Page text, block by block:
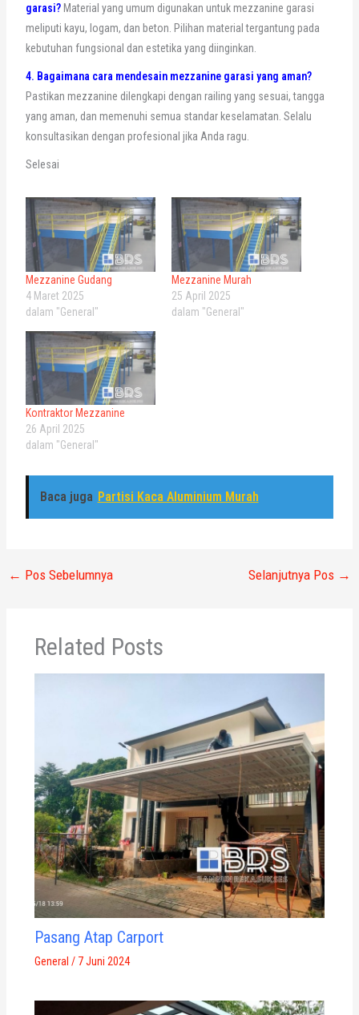
garasi?Material yang umum digunakan untuk mezzanine garasi
meliputi kayu, logam, dan beton. Pilihan material tergantung pada
kebutuhan fungsional dan estetika yang diinginkan.
4. Bagaimana cara mendesain mezzanine garasi yang aman?
Pastikan mezzanine dilengkapi dengan railing yang sesuai, tangga
yang aman, dan memenuhi semua standar keselamatan. Selalu
konsultasikan dengan profesional jika Anda ragu.
Selesai
Mezzanine Gudang
4 Maret 2025
dalam "General"
Mezzanine Murah
25 April 2025
dalam "General"
Kontraktor Mezzanine
26 April 2025
dalam "General"
Baca juga Partisi Kaca Aluminium Murah
← Pos Sebelumnya Selanjutnya Pos →
Related Posts
Pasang Atap Carport
General / 7 Juni 2024